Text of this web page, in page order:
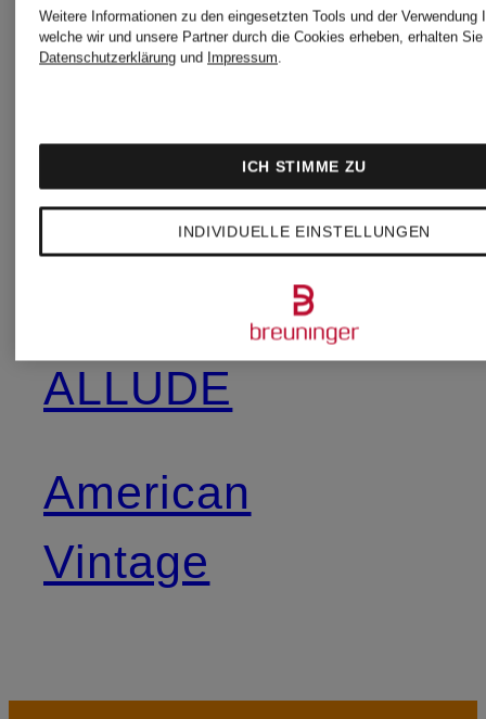
AGL
AGOLDE
ALLUDE
American
Vintage
GANT
Superdry
ZEGNA
Weitere Informationen zu den eingesetzten Tools und der Verwendung
welche wir und unsere Partner durch die Cookies erheben, erhalten
Datenschutzerklärung und Impressum.
INDIVIDUELLE EINSTELLUNGEN
ICH STIMME ZU